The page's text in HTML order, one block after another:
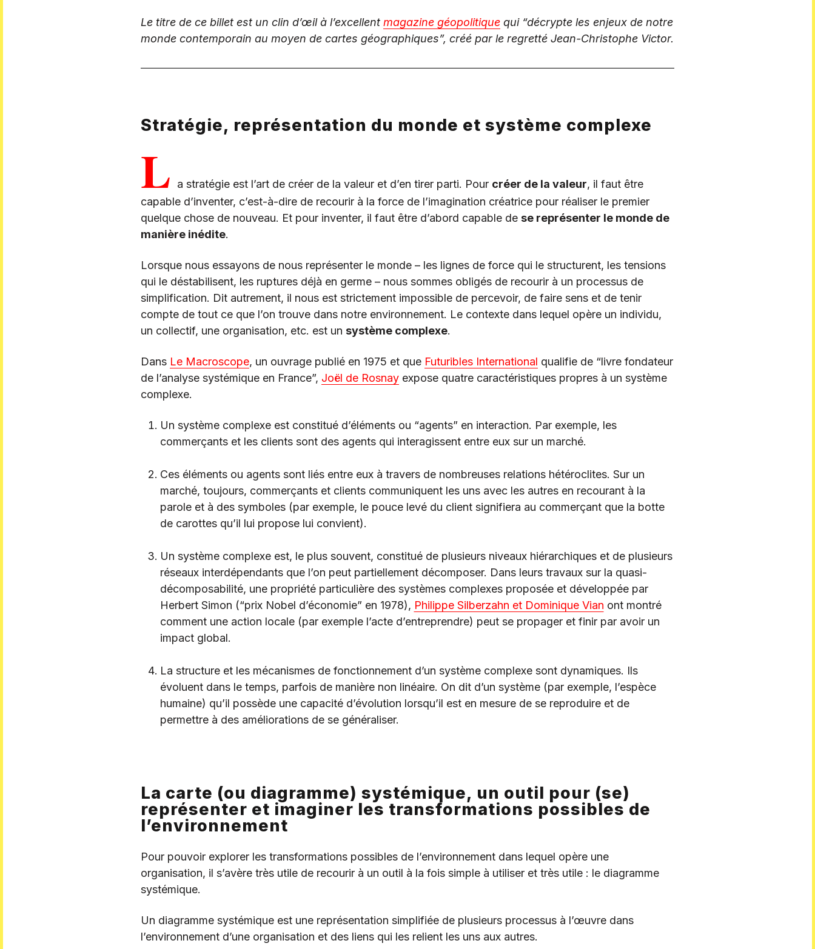
Le titre de ce billet est un clin d’œil à l’excellent magazine géopolitique qui “décrypte les enjeux de notre
monde contemporain au moyen de cartes géographiques”, créé par le regretté Jean-Christophe Victor.
Stratégie, représentation du monde et système complexe
L a stratégie est l’art de créer de la valeur et d’en tirer parti. Pour créer de la valeur, il faut être
capable d’inventer, c’est-à-dire de recourir à la force de l’imagination créatrice pour réaliser le premier
quelque chose de nouveau. Et pour inventer, il faut être d’abord capable de se représenter le monde de
manière inédite.
Lorsque nous essayons de nous représenter le monde – les lignes de force qui le structurent, les tensions
qui le déstabilisent, les ruptures déjà en germe – nous sommes obligés de recourir à un processus de
simplification. Dit autrement, il nous est strictement impossible de percevoir, de faire sens et de tenir
compte de tout ce que l’on trouve dans notre environnement. Le contexte dans lequel opère un individu,
un collectif, une organisation, etc. est un système complexe.
Dans Le Macroscope, un ouvrage publié en 1975 et que Futuribles International qualifie de “livre fondateur
de l’analyse systémique en France”, Joël de Rosnay expose quatre caractéristiques propres à un système
complexe.
Un système complexe est constitué d’éléments ou “agents” en interaction. Par exemple, les
commerçants et les clients sont des agents qui interagissent entre eux sur un marché.
Ces éléments ou agents sont liés entre eux à travers de nombreuses relations hétéroclites. Sur un
marché, toujours, commerçants et clients communiquent les uns avec les autres en recourant à la
parole et à des symboles (par exemple, le pouce levé du client signifiera au commerçant que la botte
de carottes qu’il lui propose lui convient).
Un système complexe est, le plus souvent, constitué de plusieurs niveaux hiérarchiques et de plusieurs
réseaux interdépendants que l’on peut partiellement décomposer. Dans leurs travaux sur la quasi-
décomposabilité, une propriété particulière des systèmes complexes proposée et développée par
Herbert Simon (“prix Nobel d’économie” en 1978), Philippe Silberzahn et Dominique Vian ont montré
comment une action locale (par exemple l’acte d’entreprendre) peut se propager et finir par avoir un
impact global.
La structure et les mécanismes de fonctionnement d’un système complexe sont dynamiques. Ils
évoluent dans le temps, parfois de manière non linéaire. On dit d’un système (par exemple, l’espèce
humaine) qu’il possède une capacité d’évolution lorsqu’il est en mesure de se reproduire et de
permettre à des améliorations de se généraliser.
La carte (ou diagramme) systémique, un outil pour (se)
représenter et imaginer les transformations possibles de
l’environnement
Pour pouvoir explorer les transformations possibles de l’environnement dans lequel opère une
organisation, il s’avère très utile de recourir à un outil à la fois simple à utiliser et très utile : le diagramme
systémique.
Un diagramme systémique est une représentation simplifiée de plusieurs processus à l’œuvre dans
l’environnement d’une organisation et des liens qui les relient les uns aux autres.